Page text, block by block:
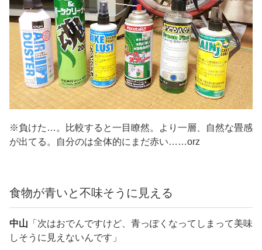
※負けた…。比較すると一目瞭然。より一層、自然な畳感
が出てる。自分のは全体的にまだ赤い……orz
食物が青いと不味そうに見える
中山 「次はおでんですけど、青っぽくなってしまって美味
しそうに見えないんです」